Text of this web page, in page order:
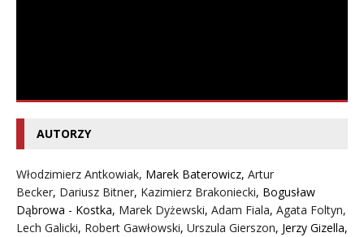
AUTORZY
Włodzimierz Antkowiak, Marek Baterowicz, Artur
Becker, Dariusz Bitner, Kazimierz Brakoniecki, Bogusław
Dąbrowa - Kostka, Marek Dyżewski, Adam Fiala, Agata Foltyn,
Lech Galicki, Robert Gawłowski, Urszula Gierszon, Jerzy Gizella,